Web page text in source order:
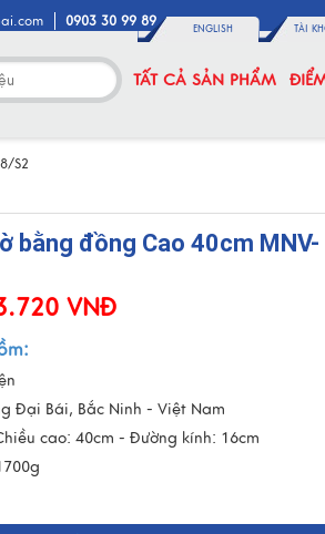
0903 30 99 89 ENGLISH TÀI
TẤT CẢ SẢN PHẨM
S2
bằng đồng Cao 40cm MNV-
VNĐ
Đại Bái, Bắc Ninh - Việt Nam
cao: 40cm - Đường kính: 16cm